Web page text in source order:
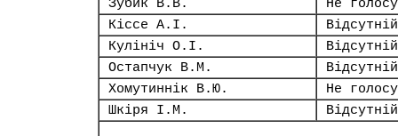
Зубик В.В.
Не
Кіссе А.І.
Відсутній
Кулініч О.І.
Відсутній
Остапчук В.М.
Відсутній
Хомутиннік В.Ю.
Не
Шкіря І.М.
Відсутній